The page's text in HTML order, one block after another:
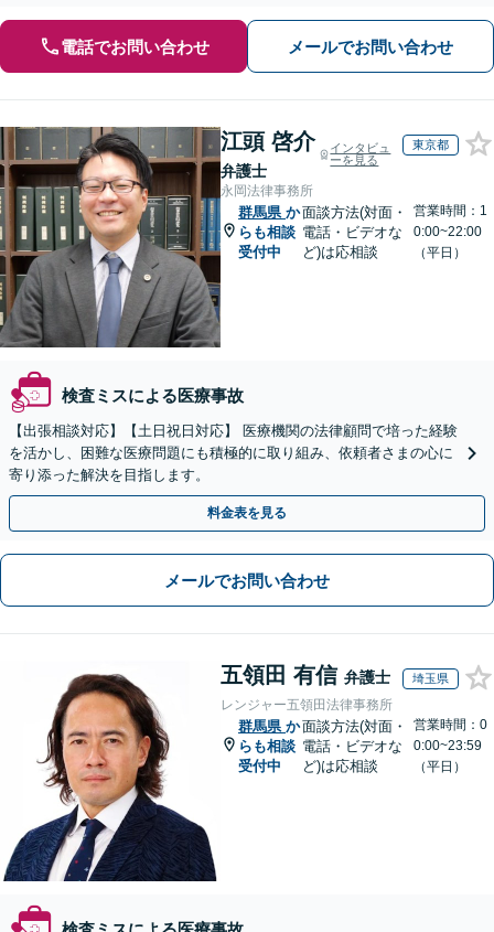
電話でお問い合わせ メールでお問い合わせ
江頭 啓介
弁護士
インタビュ
ーを見る
東京都
永岡法律事務所
群馬県 か
らも相談
受付中
面談方法(対面・
電話・ビデオな
ど)は応相談
営業時間：1
0:00~22:00
（平日）
検査ミスによる医療事故
【出張相談対応】【土日祝日対応】 医療機関の法律顧問で培った経験
を活かし、困難な医療問題にも積極的に取り組み、依頼者さまの心に
寄り添った解決を目指します。
料金表を見る
メールでお問い合わせ
五領田 有信 弁護士 埼玉県
レンジャー五領田法律事務所
群馬県 か
らも相談
受付中
面談方法(対面・
電話・ビデオな
ど)は応相談
営業時間：0
0:00~23:59
（平日）